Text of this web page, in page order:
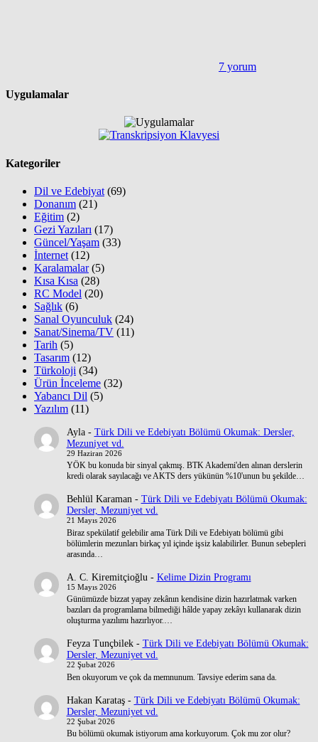
7 yorum
Uygulamalar
Kategoriler
Dil ve Edebiyat (69)
Donanım (21)
Eğitim (2)
Gezi Yazıları (17)
Güncel/Yaşam (33)
İnternet (12)
Karalamalar(5)
Kısa Kısa (28)
RC Model (20)
Sağlık (6)
Sanal Oyunculuk (24)
Sanat/Sinema/TV (11)
Tarih (5)
Tasarım (12)
Türkoloji (34)
Ürün İnceleme (32)
Yabancı Dil (5)
Yazılım (11)
Ayla- Türk Dili ve Edebiyatı Bölümü Okumak: Dersler,
Mezuniyet vd.
29 Haziran 2026
YÖK bu konuda bir sinyal çakmış. BTK Akademi'den alınan derslerin
kredi olarak sayılacağı ve AKTS ders yükünün %10'unun bu şekilde…
Behlül Karaman- Türk Dili ve Edebiyatı Bölümü Okumak:
Dersler, Mezuniyet vd.
21 Mayıs 2026
Biraz spekülatif gelebilir ama Türk Dili ve Edebiyatı bölümü gibi
bölümlerin mezunları birkaç yıl içinde işsiz kalabilirler. Bunun sebepleri
arasında…
A. C. Kiremitçioğlu - Kelime Dizin Programı
15 Mayıs 2026
Günümüzde bizzat yapay zekânın kendisine dizin hazırlatmak varken
bazıları da programlama bilmediği hâlde yapay zekâyı kullanarak dizin
oluşturma yazılımı hazırlıyor.…
Feyza Tunçbilek- Türk Dili ve Edebiyatı Bölümü Okumak:
Dersler, Mezuniyet vd.
22 Şubat 2026
Ben okuyorum ve çok da memnunum. Tavsiye ederim sana da.
Hakan Karataş- Türk Dili ve Edebiyatı Bölümü Okumak:
Dersler, Mezuniyet vd.
22 Şubat 2026
Bu bölümü okumak istiyorum ama korkuyorum. Çok mu zor olur?